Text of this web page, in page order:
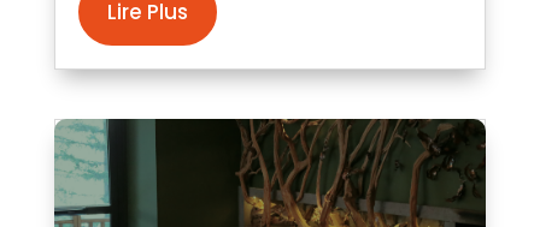
Lire Plus